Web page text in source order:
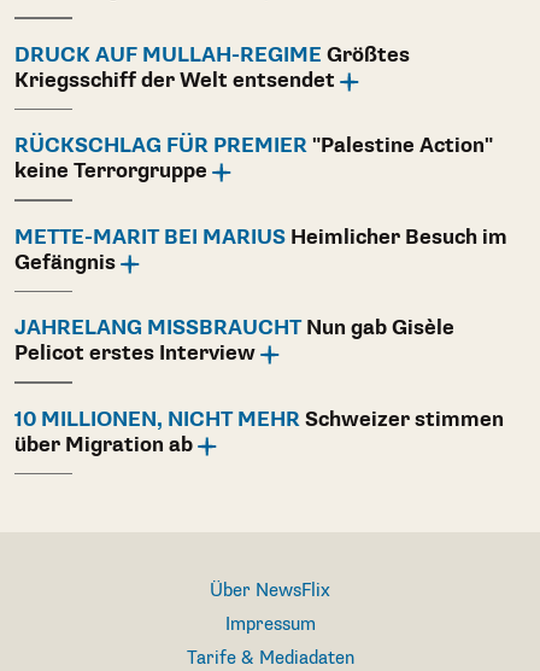
DRUCK AUF MULLAH-REGIME Größtes
Kriegsschiff der Welt entsendet
RÜCKSCHLAG FÜR PREMIER "Palestine Action"
keine Terrorgruppe
METTE-MARIT BEI MARIUS Heimlicher Besuch im
Gefängnis
JAHRELANG MISSBRAUCHTNun gab Gisèle
Pelicot erstes Interview
10 MILLIONEN, NICHT MEHR Schweizer stimmen
über Migration ab
Über NewsFlix
Impressum
Tarife & Mediadaten